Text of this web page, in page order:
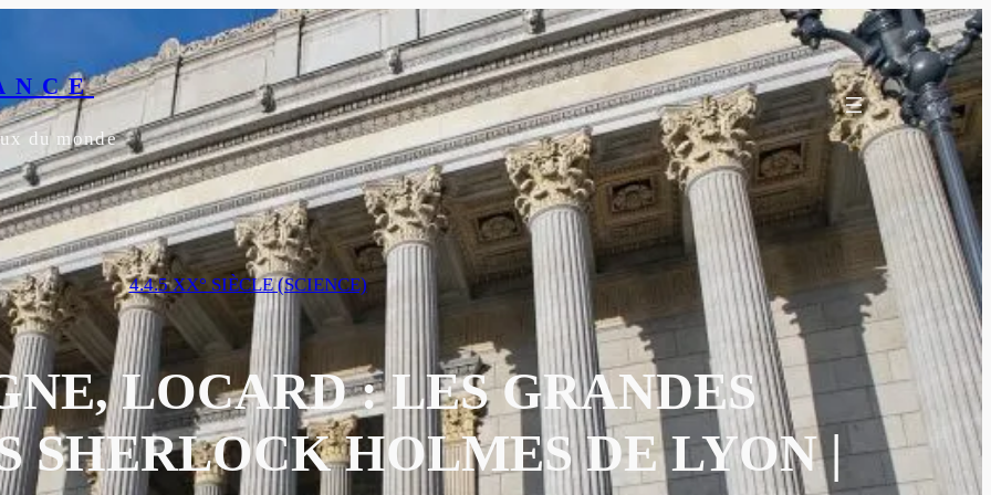
du monde
4.4.5 XX° SIÈCLE (SCIENCE)
LOCARD : LES GRANDES
SHERLOCK HOLMES DE LYON |